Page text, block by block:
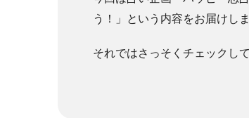
う！」という内容をお届けしま
それではさっそくチェックし